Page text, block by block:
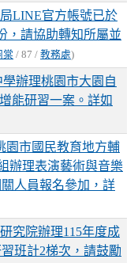
LINE官方帳號已於
，請協助轉知所屬並
棠 / 87 / 教務處)
辦理桃園市大園自
能研習一案。詳如
園市國民教育地方輔
辦理表演藝術與音樂
人員報名參加，詳
究院辦理115年度成
班計2梯次，請鼓勵